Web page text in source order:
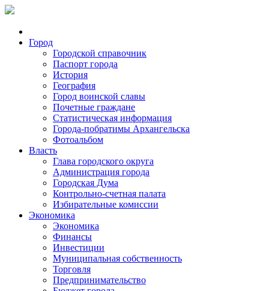
Город
Городской справочник
Паспорт города
История
География
Город воинской славы
Почетные граждане
Статистическая информация
Города-побратимы Архангельска
Фотоальбом
Власть
Глава городского округа
Администрация города
Городская Дума
Контрольно-счетная палата
Избирательные комиссии
Экономика
Экономика
Финансы
Инвестиции
Муниципальная собственность
Торговля
Предпринимательство